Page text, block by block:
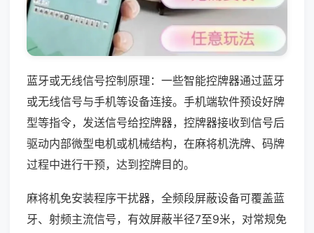
蓝牙或无线信号控制原理：一些智能控牌器通过蓝牙
或无线信号与手机等设备连接。手机端软件预设好牌
型等指令，发送信号给控牌器，控牌器接收到信号后
驱动内部微型电机或机械结构，在麻将机洗牌、码牌
过程中进行干预，达到控牌目的。
麻将机免安装程序干扰器，全频段屏蔽设备可覆盖蓝
牙、射频主流信号，有效屏蔽半径7至9米，对常规免